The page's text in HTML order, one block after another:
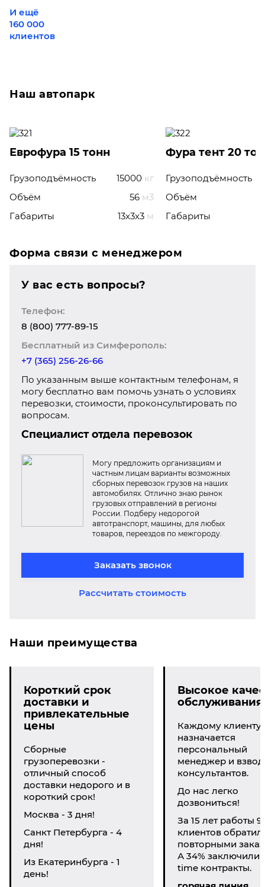
И ещё
160 000
клиентов
Наш автопарк
Еврофура 15 тонн
Грузоподъёмность 15000 кг
Объём
56 м3
Габариты
13x3x3 м
Фура тент 20
Грузоподъёмность
Объём
Габариты
Форма связи с менеджером
У вас есть вопросы?
Телефон:
8 (800) 777-89-15
Бесплатный из Симферополь:
+7 (365) 256-26-66
По указанным выше контактным телефонам, я
могу бесплатно вам помочь узнать о условиях
перевозки, стоимости, проконсультировать по
вопросам.
Специалист отдела перевозок
Могу предложить организациям и
частным лицам варианты возможных
сборных перевозок грузов на наших
автомобилях. Отлично знаю рынок
грузовых отправлений в регионы
России. Подберу недорогой
автотранспорт, машины, для любых
товаров, переездов по межгороду.
Заказать звонок
Рассчитать стоимость
Наши преимущества
Короткий срок
доставки и
привлекательные
цены
Сборные
грузоперевозки -
отличный способ
доставки недорого и в
короткий срок!
Москва - 3 дня!
Санкт Петербурга - 4
дня!
Из Екатеринбурга - 1
день!
Высокое
обслуживания
Каждому клиенту
назначается
персональный
менеджер и взвод
консультантов.
До нас легко
дозвониться!
За 15 лет работы
клиентов
повторными
А 34% заключили
time контракты.